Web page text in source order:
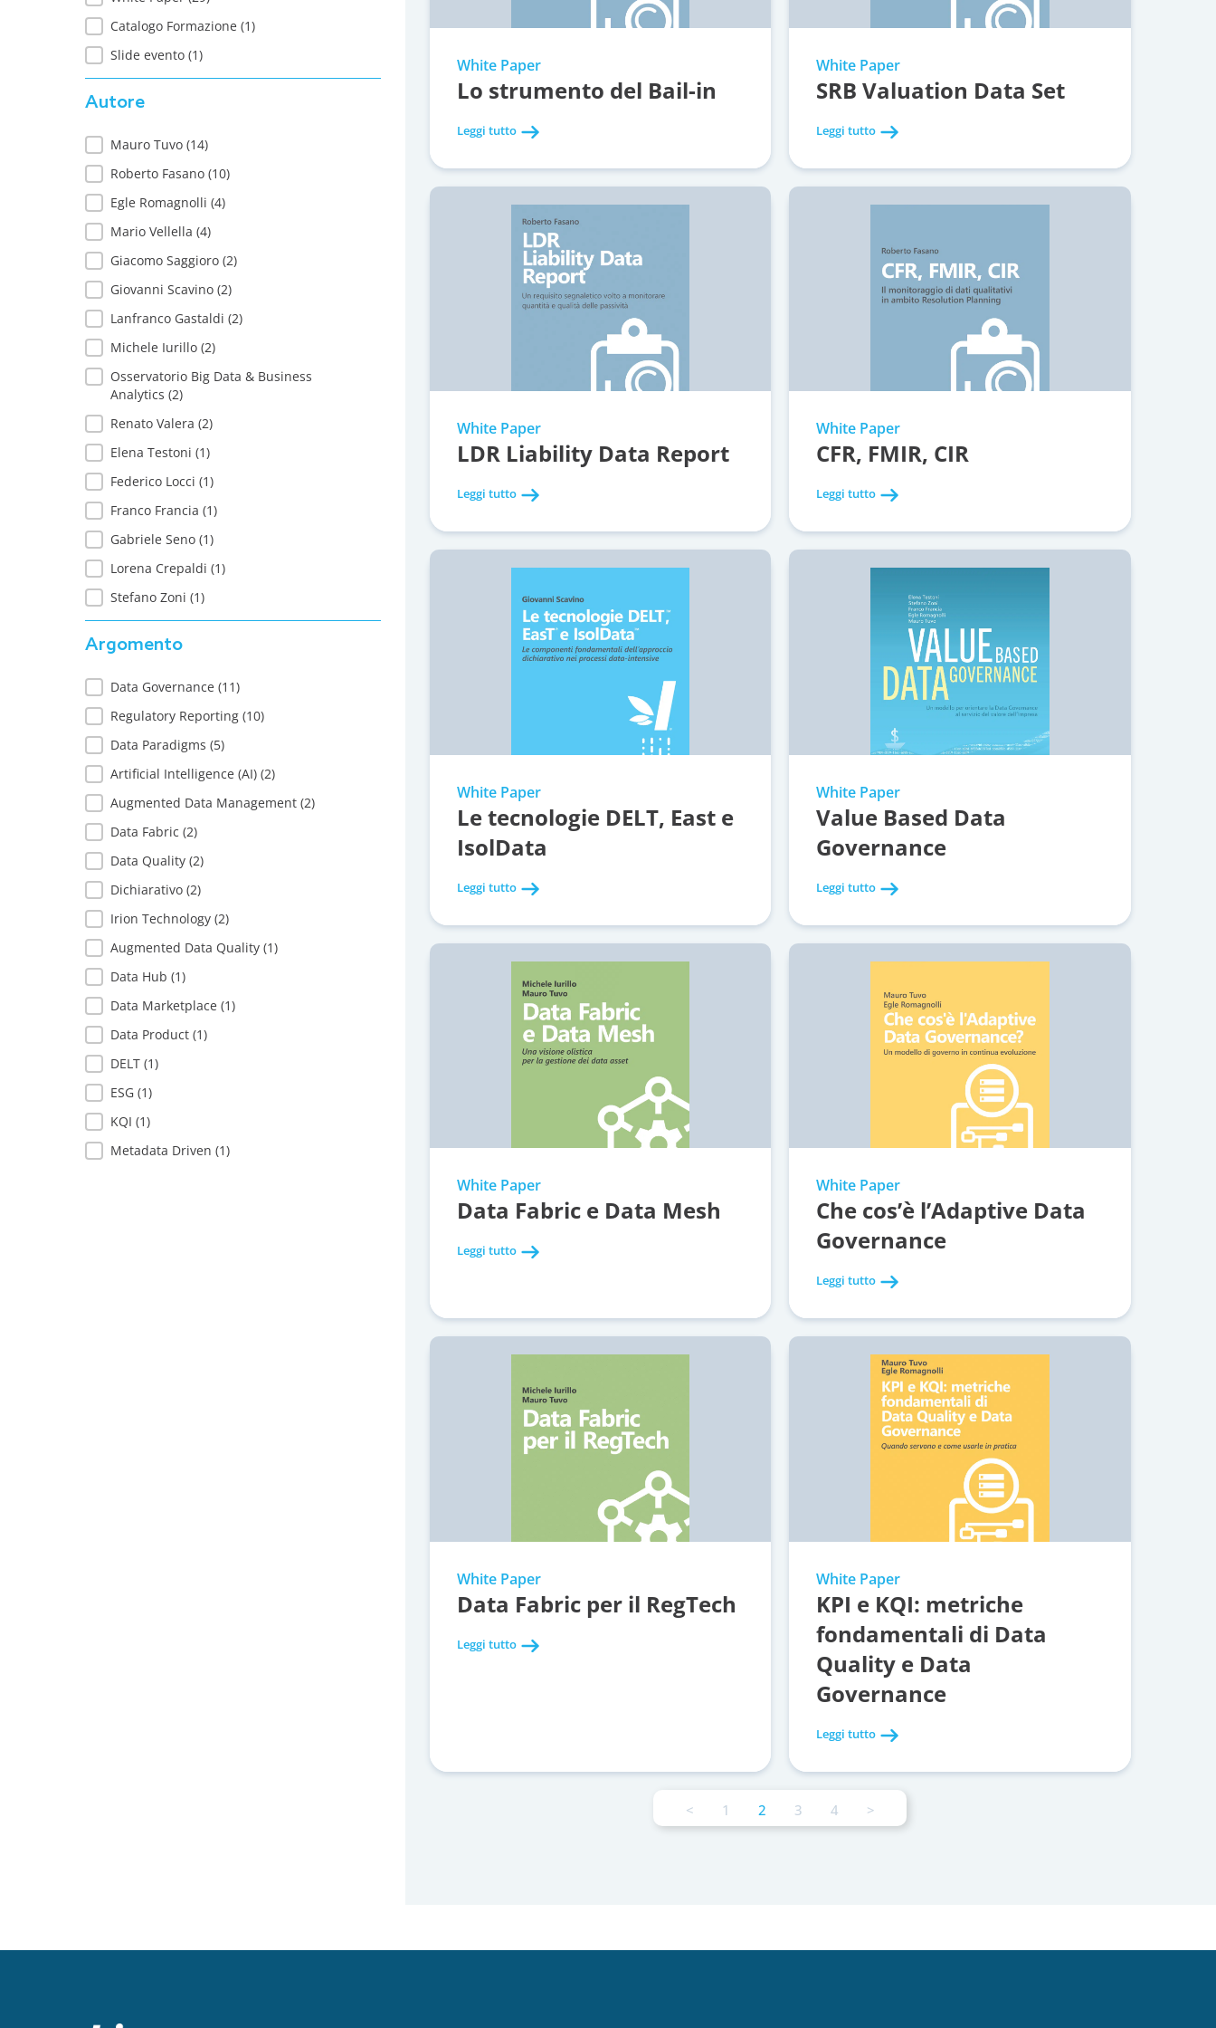
Catalogo Formazione(1)
Slide evento(1)
Autore
Autore
Mauro Tuvo(14)
Roberto Fasano(10)
Egle Romagnolli(4)
Mario Vellella(4)
Giacomo Saggioro(2)
Giovanni Scavino(2)
Lanfranco Gastaldi(2)
Michele Iurillo(2)
Osservatorio Big Data & Business
Analytics(2)
Renato Valera(2)
Elena Testoni(1)
Federico Locci(1)
Franco Francia(1)
Gabriele Seno(1)
Lorena Crepaldi(1)
Stefano Zoni(1)
Argomento
Argomento
Data Governance(11)
Regulatory Reporting(10)
Data Paradigms(5)
Artificial Intelligence (AI)(2)
Augmented Data Management(2)
Data Fabric(2)
Data Quality(2)
Dichiarativo(2)
Irion Technology(2)
Augmented Data Quality(1)
Data Hub(1)
Data Marketplace(1)
Data Product(1)
DELT(1)
ESG(1)
KQI(1)
Metadata Driven(1)
White Paper
Lo strumento del Bail-in
Leggi tutto
White Paper
SRB Valuation Data Set
Leggi tutto
White Paper
LDR Liability Data Report
Leggi tutto
White Paper
CFR, FMIR, CIR
Leggi tutto
White Paper
Le tecnologie DELT, East e
IsolData
Leggi tutto
White Paper
Value Based Data
Governance
Leggi tutto
White Paper
Data Fabric e Data Mesh
Leggi tutto
White Paper
Che cos’è l’Adaptive Data
Governance
Leggi tutto
White Paper
Data Fabric per il RegTech
Leggi tutto
White Paper
KPI e KQI: metriche
fondamentali di Data
Quality e Data
Governance
Leggi tutto
< 1 2 3 4 >